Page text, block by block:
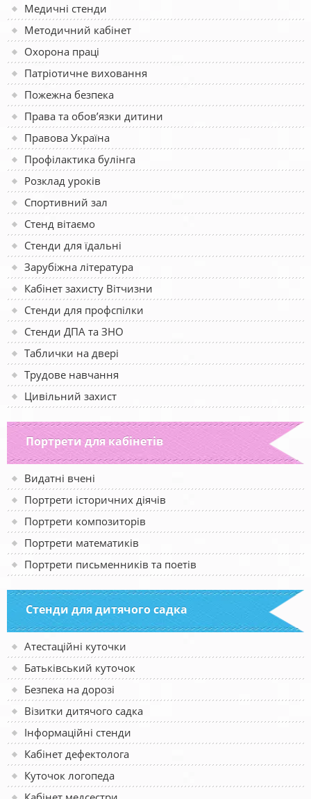
Медичні стенди
Методичний кабінет
Охорона праці
Патріотичне виховання
Пожежна безпека
Права та обов’язки дитини
Правова Україна
Профілактика булінга
Розклад уроків
Спортивний зал
Стенд вітаємо
Стенди для їдальні
Зарубіжна література
Кабінет захисту Вітчизни
Стенди для профспілки
Стенди ДПА та ЗНО
Таблички на двері
Трудове навчання
Цивільний захист
Портрети для кабінетів
Видатні вчені
Портрети історичних діячів
Портрети композиторів
Портрети математиків
Портрети письменників та поетів
Стенди для дитячого садка
Атестаційні куточки
Батьківський куточок
Безпека на дорозі
Візитки дитячого садка
Інформаційні стенди
Кабінет дефектолога
Куточок логопеда